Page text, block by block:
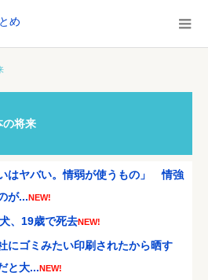
め
の将来
はヤバい。情弱が使うもの」 情強
が...NEW!
、19歳で死去NEW!
にゴミみたい印刷されたから晒す
と大...NEW!